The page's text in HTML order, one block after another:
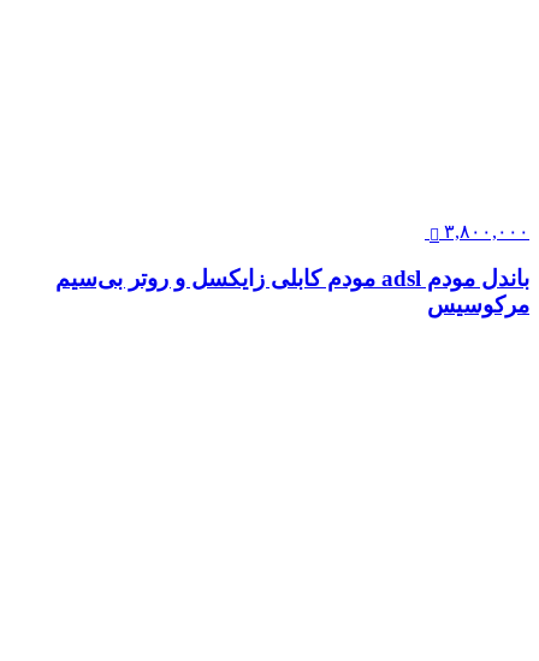
۳,۸۰۰,۰۰۰
باندل مودم adsl مودم کابلی زایکسل و روتر بی‌سیم
مرکوسیس